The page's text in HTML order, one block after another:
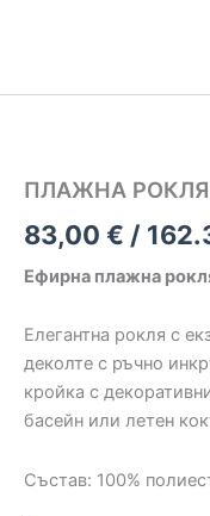
ПЛАЖНА РОКЛЯ
83,00 € /
Ефирна плажна
Елегантна рокля с
деколте с ръчно
кройка с
басейн или летен
Състав: 100%
РОКЛЯ
ОТ
DAVID